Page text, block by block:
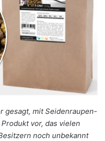
gesagt, mit Seidenraupen-
vor, das vielen
noch unbekannt